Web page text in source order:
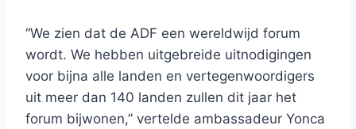
“We zien dat de ADF een wereldwijd forum
wordt. We hebben uitgebreide uitnodigingen
voor bijna alle landen en vertegenwoordigers
uit meer dan 140 landen zullen dit jaar het
forum bijwonen,” vertelde ambassadeur Yonca